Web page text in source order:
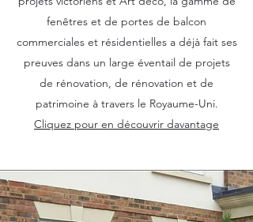
fenêtres et de portes de balcon
commerciales et résidentielles a déjà fait ses
preuves dans un large éventail de projets
de rénovation, de rénovation et de
patrimoine à travers le Royaume-Uni.
Cliquez pour en découvrir davantage